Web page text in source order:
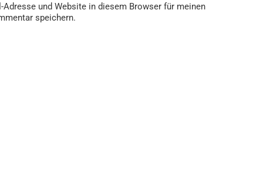
Adresse und Website in diesem Browser für meinen
speichern.